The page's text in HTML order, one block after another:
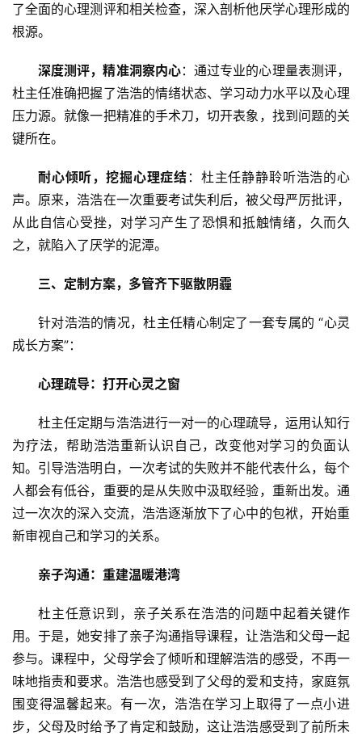
了全面的心理测评和相关检查，深入剖析他厌学心理形成的
根源。
深度测评，精准洞察内心：通过专业的心理量表测评，
杜主任准确把握了浩浩的情绪状态、学习动力水平以及心理
压力源。就像一把精准的手术刀，切开表象，找到问题的关
键所在。
耐心倾听，挖掘心理症结 ：杜主任静静聆听浩浩的心
声。原来，浩浩在一次重要考试失利后，被父母严厉批评，
从此自信心受挫，对学习产生了恐惧和抵触情绪，久而久
之，就陷入了厌学的泥潭。
三、定制方案，多管齐下驱散阴霾
针对浩浩的情况，杜主任精心制定了一套专属的 “心灵
成长方案”：
心理疏导：打开心灵之窗
杜主任定期与浩浩进行一对一的心理疏导，运用认知行
为疗法，帮助浩浩重新认识自己，改变他对学习的负面认
知。引导浩浩明白，一次考试的失败并不能代表什么，每个
人都会有低谷，重要的是从失败中汲取经验，重新出发。通
过一次次的深入交流，浩浩逐渐放下了心中的包袱，开始重
新审视自己和学习的关系。
亲子沟通：重建温暖港湾
杜主任意识到，亲子关系在浩浩的问题中起着关键作
用。于是，她安排了亲子沟通指导课程，让浩浩和父母一起
参与。课程中，父母学会了倾听和理解浩浩的感受，不再一
味地指责和要求。浩浩也感受到了父母的爱和支持，家庭氛
围变得温馨起来。有一次，浩浩在学习上取得了一点小进
步，父母及时给予了肯定和鼓励，这让浩浩感受到了前所未